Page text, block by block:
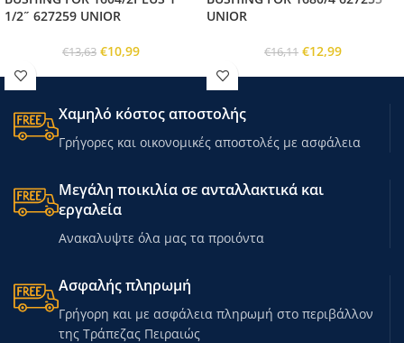
1/2˝ 627259 UNIOR
€13,63 €10,99
UNIOR
€16,11 €12,99
Χαμηλό κόστος αποστολής
Γρήγορες και οικονομικές αποστολές με ασφάλεια
Μεγάλη ποικιλία σε ανταλλακτικά και
εργαλεία
Ανακαλυψτε όλα μας τα προιόντα
Ασφαλής πληρωμή
Γρήγορη και με ασφάλεια πληρωμή στο περιβάλλον
της Τράπεζας Πειραιώς